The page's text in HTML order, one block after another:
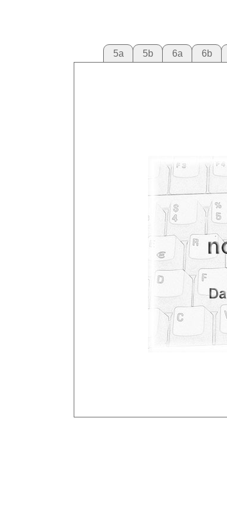
5a 5b 6a 6b